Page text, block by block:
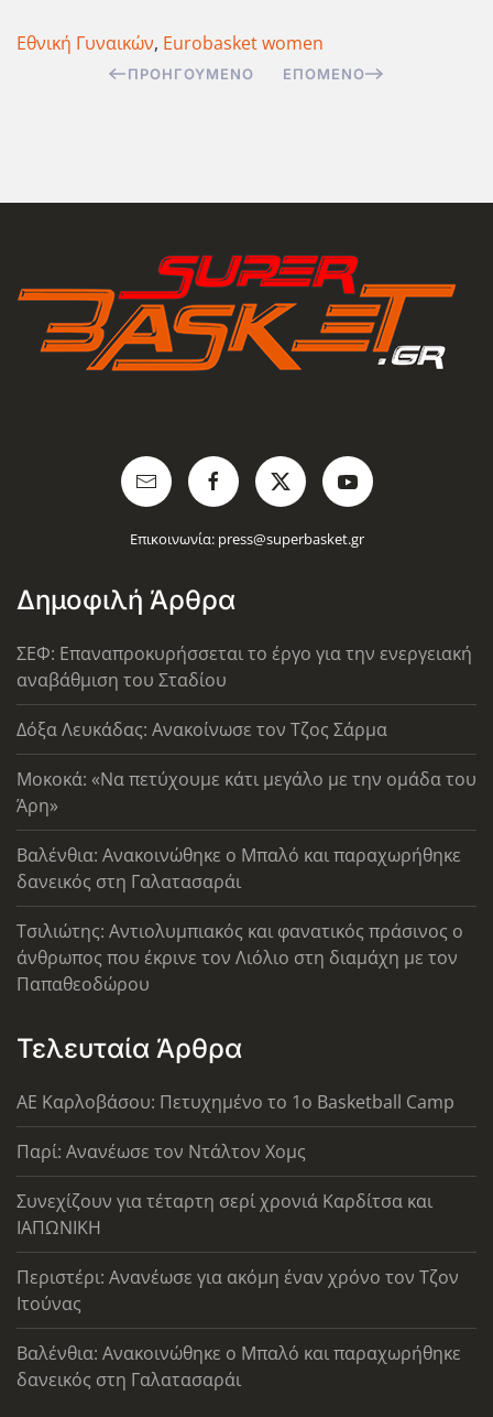
Εθνική Γυναικών, Eurobasket women
ΠΡΟΗΓΟΎΜΕΝΟ ΕΠΌΜΕΝΟ
Επικοινωνία: press@superbasket.gr
Δημοφιλή Άρθρα
ΣΕΦ: Επαναπροκυρήσσεται το έργο για την ενεργειακή
αναβάθμιση του Σταδίου
Δόξα Λευκάδας: Ανακοίνωσε τον Τζος Σάρμα
Μοκοκά: «Να πετύχουμε κάτι μεγάλο με την ομάδα του
Άρη»
Βαλένθια: Ανακοινώθηκε ο Μπαλό και παραχωρήθηκε
δανεικός στη Γαλατασαράι
Τσιλιώτης: Αντιολυμπιακός και φανατικός πράσινος ο
άνθρωπος που έκρινε τον Λιόλιο στη διαμάχη με τον
Παπαθεοδώρου
Τελευταία Άρθρα
ΑΕ Καρλοβάσου: Πετυχημένο το 1ο Basketball Camp
Παρί: Ανανέωσε τον Ντάλτον Χομς
Συνεχίζουν για τέταρτη σερί χρονιά Καρδίτσα και
ΙΑΠΩΝΙΚΗ
Περιστέρι: Ανανέωσε για ακόμη έναν χρόνο τον Τζον
Ιτούνας
Βαλένθια: Ανακοινώθηκε ο Μπαλό και παραχωρήθηκε
δανεικός στη Γαλατασαράι